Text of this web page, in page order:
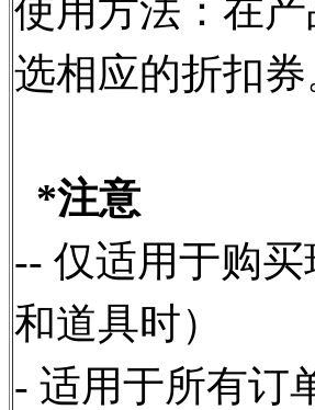
使用方法：在
选相应的折扣券
*注意
-- 仅适用于购
和道具时）
- 适用于所有订